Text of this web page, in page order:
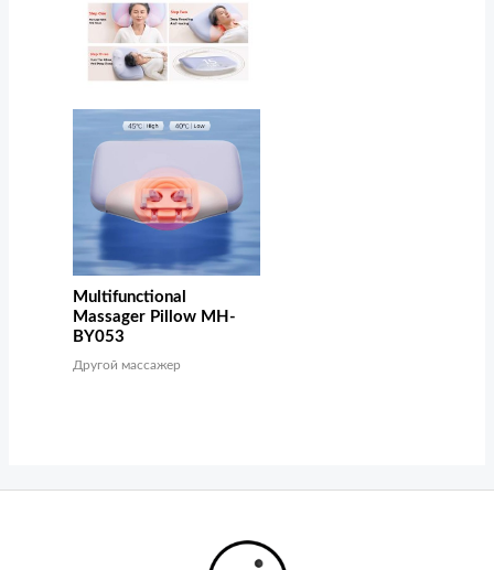
Multifunctional
Massager Pillow MH-
BY053
Другой массажер